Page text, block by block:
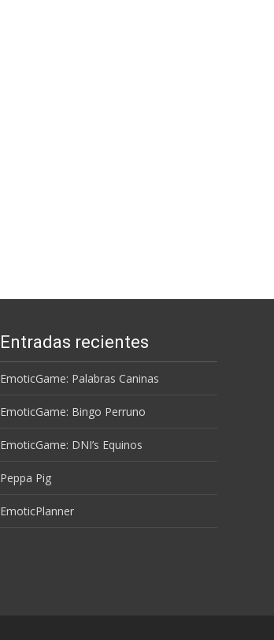
Entradas recientes
EmoticGame: Palabras Caninas
EmoticGame: Bingo Perruno
EmoticGame: DNI’s Equinos
Peppa Pig
EmoticPlanner